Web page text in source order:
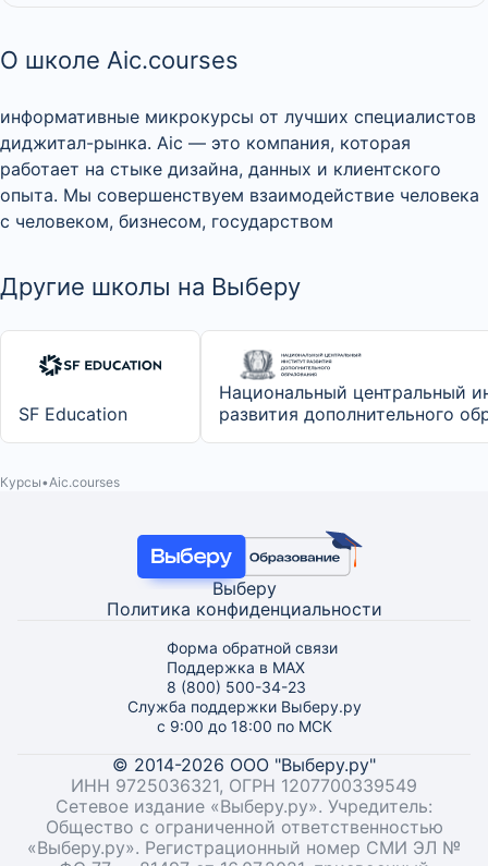
О школе Aic.courses
информативные микрокурсы от лучших специалистов
диджитал-рынка. Aic — это компания, которая
работает на стыке дизайна, данных и клиентского
опыта. Мы совершенствуем взаимодействие человека
с человеком, бизнесом, государством
Другие школы на Выберу
SF Education
Национальный центральный
развития дополнительного
Курсы Aic.courses
Выберу
Политика конфиденциальности
Форма обратной связи
Поддержка в MAX
8 (800) 500-34-23
Служба поддержки Выберу.ру
с 9:00 до 18:00 по МСК
© 2014-2026 ООО "Выберу.ру"
ИНН 9725036321, ОГРН 1207700339549
Сетевое издание «Выберу.ру». Учредитель:
Общество с ограниченной ответственностью
«Выберу.ру». Регистрационный номер СМИ ЭЛ №